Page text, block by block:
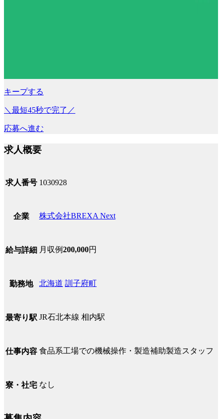
キープする
＼最短45秒で完了／
応募へ進む
求人概要
求人番号 1030928
企業 株式会社BREXA Next
給与詳細 月収例200,000円
勤務地 北海道 訓子府町
最寄り駅 JR石北本線 相内駅
仕事内容 食品系工場での機械操作・製造補助製造スタッフ
寮・社宅 なし